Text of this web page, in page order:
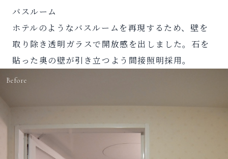
バスルーム
ホテルのようなバスルームを再現するため、壁を
取り除き透明ガラスで開放感を出しました。石を
貼った奥の壁が引き立つよう間接照明採用。
Before